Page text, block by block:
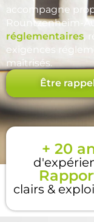
accompagne
Rountzenheim-
réglementaires ,
exigences
maîtrisés.
Être
+ 20
clairs &